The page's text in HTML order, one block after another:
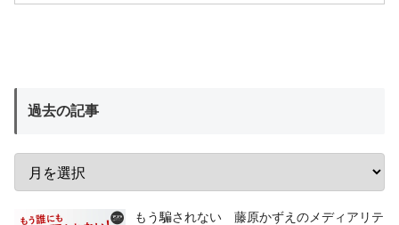
過去の記事
もう騙されない 藤原かずえのメディアリテ